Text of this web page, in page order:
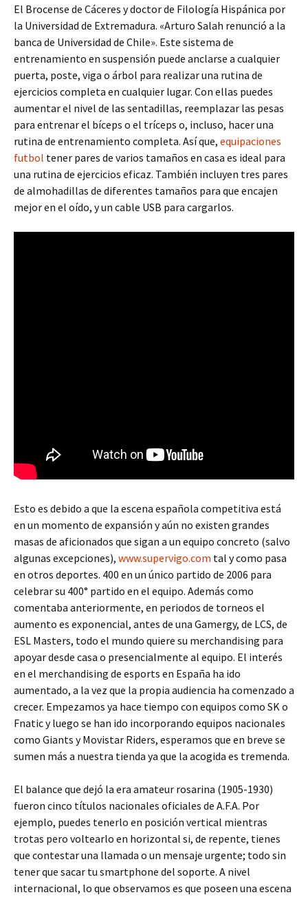
El Brocense de Cáceres y doctor de Filología Hispánica por
la Universidad de Extremadura. «Arturo Salah renunció a la
banca de Universidad de Chile». Este sistema de
entrenamiento en suspensión puede anclarse a cualquier
puerta, poste, viga o árbol para realizar una rutina de
ejercicios completa en cualquier lugar. Con ellas puedes
aumentar el nivel de las sentadillas, reemplazar las pesas
para entrenar el bíceps o el tríceps o, incluso, hacer una
rutina de entrenamiento completa. Así que, equipaciones
futbol tener pares de varios tamaños en casa es ideal para
una rutina de ejercicios eficaz. También incluyen tres pares
de almohadillas de diferentes tamaños para que encajen
mejor en el oído, y un cable USB para cargarlos.
Esto es debido a que la escena española competitiva está
en un momento de expansión y aún no existen grandes
masas de aficionados que sigan a un equipo concreto (salvo
algunas excepciones), www.supervigo.com tal y como pasa
en otros deportes. 400 en un único partido de 2006 para
celebrar su 400° partido en el equipo. Además como
comentaba anteriormente, en periodos de torneos el
aumento es exponencial, antes de una Gamergy, de LCS, de
ESL Masters, todo el mundo quiere su merchandising para
apoyar desde casa o presencialmente al equipo. El interés
en el merchandising de esports en España ha ido
aumentado, a la vez que la propia audiencia ha comenzado a
crecer. Empezamos ya hace tiempo con equipos como SK o
Fnatic y luego se han ido incorporando equipos nacionales
como Giants y Movistar Riders, esperamos que en breve se
sumen más a nuestra tienda ya que la acogida es tremenda.
El balance que dejó la era amateur rosarina (1905-1930)
fueron cinco títulos nacionales oficiales de A.F.A. Por
ejemplo, puedes tenerlo en posición vertical mientras
trotas pero voltearlo en horizontal si, de repente, tienes
que contestar una llamada o un mensaje urgente; todo sin
tener que sacar tu smartphone del soporte. A nivel
internacional, lo que observamos es que poseen una escena